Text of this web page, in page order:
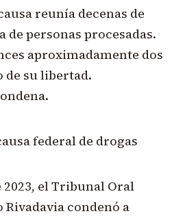
reunía decenas de
de personas procesadas.
aproximadamente dos
de su libertad.
federal de drogas
2023, el Tribunal Oral
Rivadavia condenó a